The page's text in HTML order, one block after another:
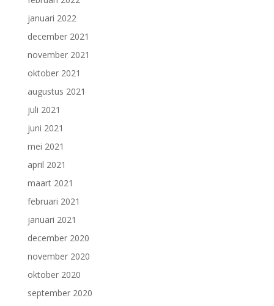
januari 2022
december 2021
november 2021
oktober 2021
augustus 2021
juli 2021
juni 2021
mei 2021
april 2021
maart 2021
februari 2021
januari 2021
december 2020
november 2020
oktober 2020
september 2020